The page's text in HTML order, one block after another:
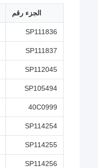
الجزء رقم
SP111836
SP111837
SP112045
SP105494
40C0999
SP114254
SP114255
SP114256